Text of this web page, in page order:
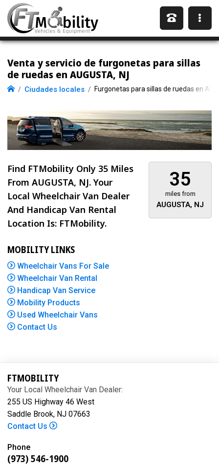
Venta y servicio de furgonetas para sillas
de ruedas en AUGUSTA, NJ
Ciudades locales Furgonetas para sillas de ruedas en
35
miles from
AUGUSTA, NJ
Find FTMobility Only 35 Miles
From AUGUSTA, NJ. Your
Local Wheelchair Van Dealer
And Handicap Van Rental
Location Is: FTMobility.
MOBILITY LINKS
Wheelchair Vans For Sale
Wheelchair Van Rental
Handicap Van Service
Mobility Products
Used Wheelchair Vans
Contact Us
FTMOBILITY
Your Local Wheelchair Van Dealer:
255 US Highway 46 West
Saddle Brook, NJ 07663
Contact Us
Phone
(973) 546-1900